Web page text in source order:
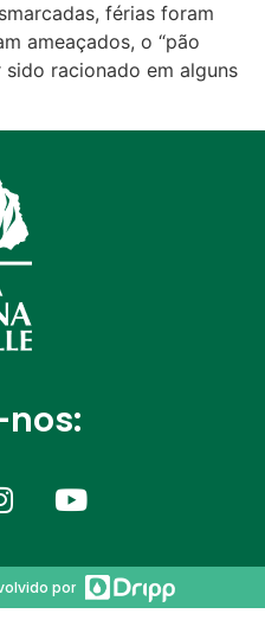
férias foram
ameaçados, o “pão
racionado em alguns
por